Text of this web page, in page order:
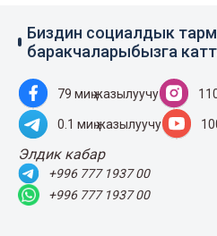
Бизнес жаңылыктары
"Кабар" ШКУ